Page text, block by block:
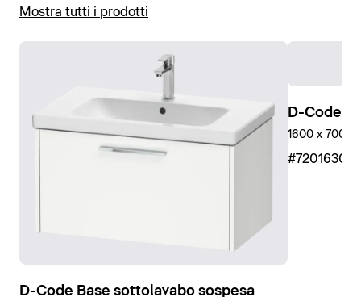
Mostra tutti i prodotti
D-Code Base sottolavabo sospesa
D-Code
1600 x 700